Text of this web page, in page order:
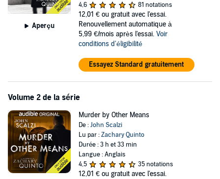
Tony Valdez is a Dispatcher - a licensed, bonded professional whose
job is to humanely dispatch those whose circumstances put them
in death's crosshairs, so they can have a second chance to avoid the
reaper. But when a fellow Dispatcher and former friend is
are worse than death and that some people are ready to do almost
anything to avenge a supposed wrong.
late...before not even a Dispatcher can save him.
©2016 John Scalzi (P)2016 Audible, Inc.
Aperçu
4,6
81 notations
12,01 € ou gratuit avec l'essai.
Renouvellement automatique à
5,99 €/mois après l'essai. Voir
conditions d'éligibilité
Essayez Standard gratuitement
Volume 2 de la série
Murder by Other Means
De :John Scalzi
Lu par :Zachary Quinto
Durée : 3 h et 33 min
Langue : Anglais
4,5
35 notations
12,01 € ou gratuit avec l'essai.